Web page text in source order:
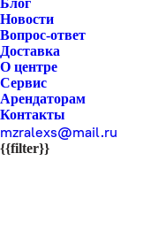
Блог
Новости
Вопрос-ответ
Доставка
О центре
Сервис
Арендаторам
Контакты
mzralexs@mail.ru
{{filter}}